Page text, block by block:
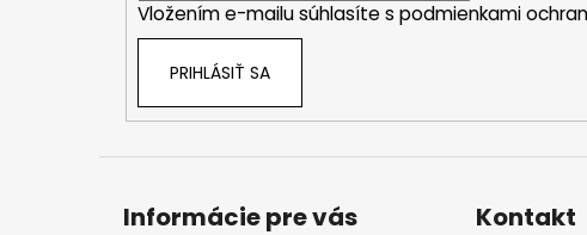
Vložením e-mailu súhlasíte s podmienkami
PRIHLÁSIŤ SA
Informácie pre vás Kontakt